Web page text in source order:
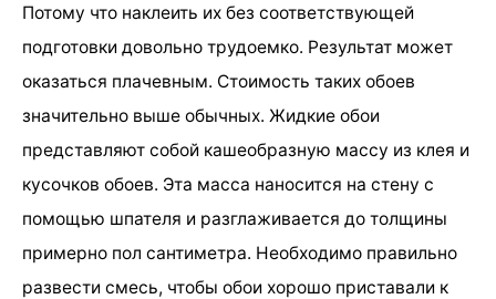
Потому что наклеить их без соответствующей
подготовки довольно трудоемко. Результат может
оказаться плачевным. Стоимость таких обоев
значительно выше обычных. Жидкие обои
представляют собой кашеобразную массу из клея и
кусочков обоев. Эта масса наносится на стену с
помощью шпателя и разглаживается до толщины
примерно пол сантиметра. Необходимо правильно
развести смесь, чтобы обои хорошо приставали к